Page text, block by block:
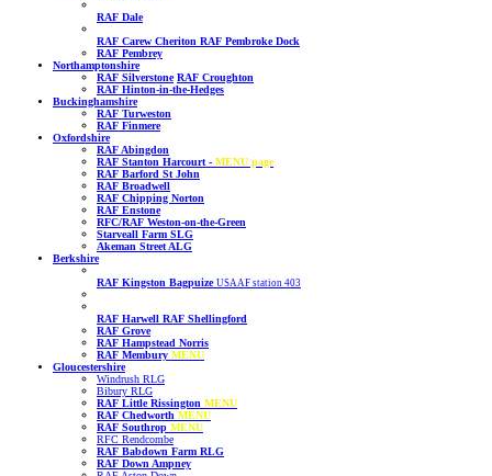
RAF Dale
RAF Carew Cheriton RAF Pembroke Dock
RAF Pembrey
Northamptonshire
RAF Silverstone RAF Croughton
RAF Hinton-in-the-Hedges
Buckinghamshire
RAF Turweston
RAF Finmere
Oxfordshire
RAF Abingdon
RAF Stanton Harcourt - MENU page
RAF Barford St John
RAF Broadwell
RAF Chipping Norton
RAF Enstone
RFC/RAF Weston-on-the-Green
Starveall Farm SLG
Akeman Street ALG
Berkshire
RAF Kingston Bagpuize USAAF station 403
RAF Harwell RAF Shellingford
RAF Grove
RAF Hampstead Norris
RAF Membury MENU
Gloucestershire
Windrush RLG
Bibury RLG
RAF Little Rissington MENU
RAF Chedworth MENU
RAF Southrop MENU
RFC Rendcombe
RAF Babdown Farm RLG
RAF Down Ampney